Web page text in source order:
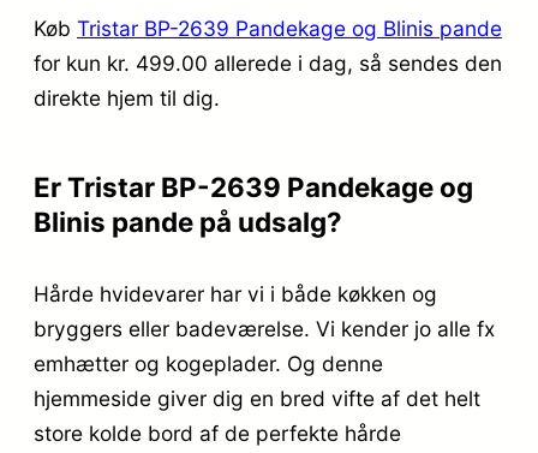
Køb Tristar BP-2639 Pandekage og Blinis pande
for kun kr. 499.00 allerede i dag, så sendes den
direkte hjem til dig.
Er Tristar BP-2639 Pandekage og
Blinis pande på udsalg?
Hårde hvidevarer har vi i både køkken og
bryggers eller badeværelse. Vi kender jo alle fx
emhætter og kogeplader. Og denne
hjemmeside giver dig en bred vifte af det helt
store kolde bord af de perfekte hårde